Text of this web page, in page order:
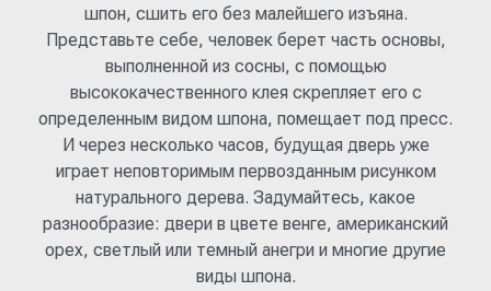
шпон, сшить его без малейшего изъяна.
Представьте себе, человек берет часть основы,
выполненной из сосны, с помощью
высококачественного клея скрепляет его с
определенным видом шпона, помещает под пресс.
И через несколько часов, будущая дверь уже
играет неповторимым первозданным рисунком
натурального дерева. Задумайтесь, какое
разнообразие: двери в цвете венге, американский
орех, светлый или темный анегри и многие другие
виды шпона.